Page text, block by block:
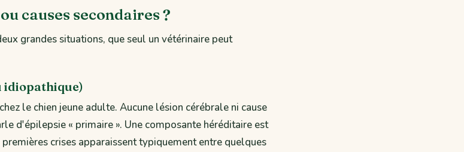
causes secondaires ?
grandes situations, que seul un vétérinaire peut
idiopathique)
le chien jeune adulte. Aucune lésion cérébrale ni cause
d'épilepsie « primaire ». Une composante héréditaire est
premières crises apparaissent typiquement entre quelques